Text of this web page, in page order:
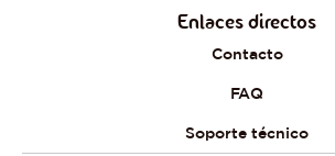
Enlaces directos
Contacto
FAQ
Soporte técnico